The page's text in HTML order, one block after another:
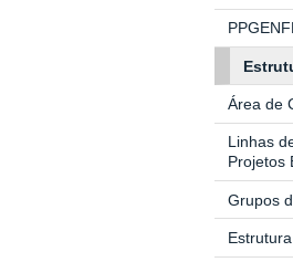
Área de
Linhas
Projetos
Grupos